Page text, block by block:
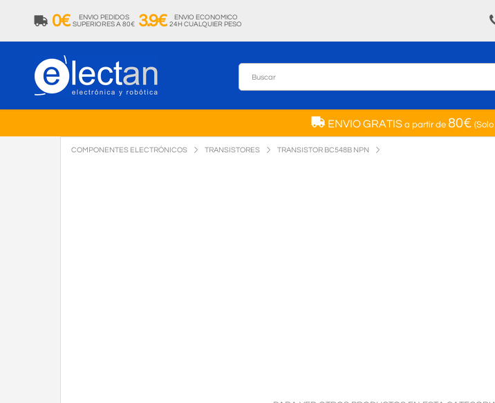
0€
ENVIO PEDIDOS
SUPERIORES A 80€ 3.9€
ENVIO ECONOMICO
24H CUALQUIER PESO
ENVIO GRATISa partir de 80€
COMPONENTES ELECTRÓNICOS TRANSISTORES TRANSISTOR BC548B NPN